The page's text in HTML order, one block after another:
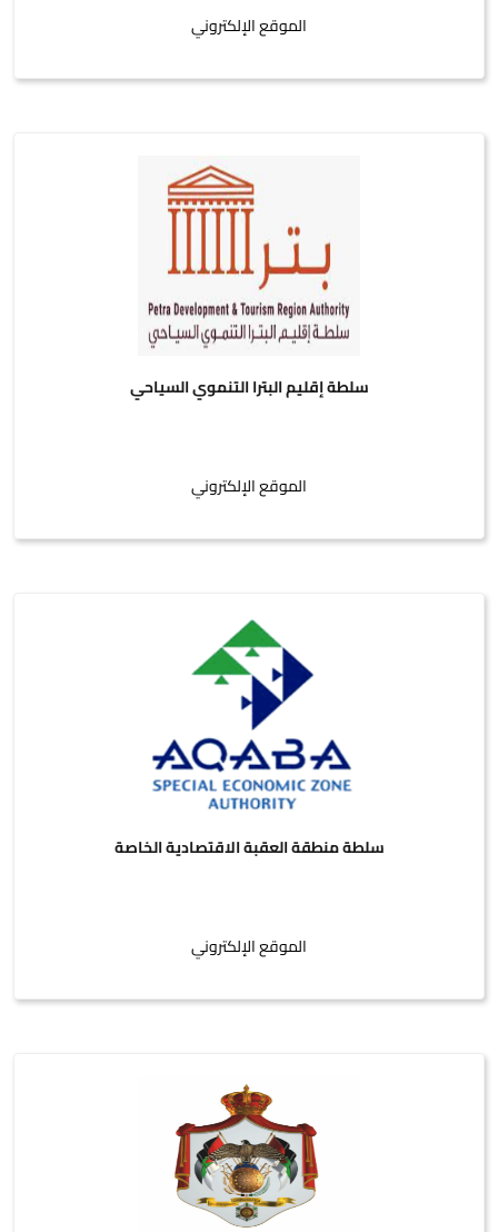
الموقع الإلكتروني
سلطة إقليم البترا التنموي السياحي
الموقع الإلكتروني
سلطة منطقة العقبة الاقتصادية الخاصة
الموقع الإلكتروني